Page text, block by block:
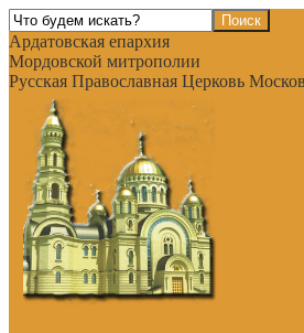
Ардатовская епархия
Мордовской митрополии
Русская Православная Церковь